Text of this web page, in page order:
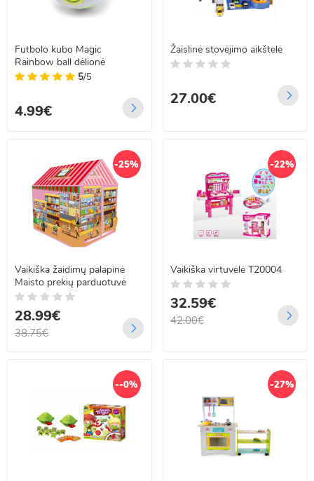
Futbolo kubo Magic
Rainbow ball dėlionė
5/5
4.99€
Žaislinė stovėjimo aikštelė
27.00€
-25%
Vaikiška žaidimų palapinė
Maisto prekių parduotuvė
28.99€
38.75€
-22%
Vaikiška virtuvėlė T20004
32.59€
42.00€
--0% -27%